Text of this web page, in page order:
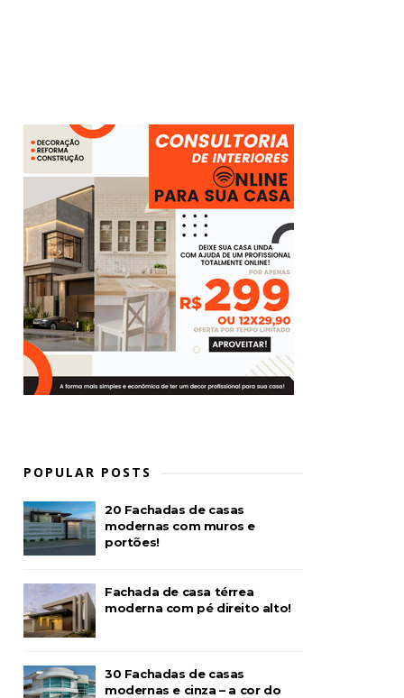
POPULAR POSTS
20 Fachadas de casas
modernas com muros e
portões!
Fachada de casa térrea
moderna com pé direito alto!
30 Fachadas de casas
modernas e cinza – a cor do